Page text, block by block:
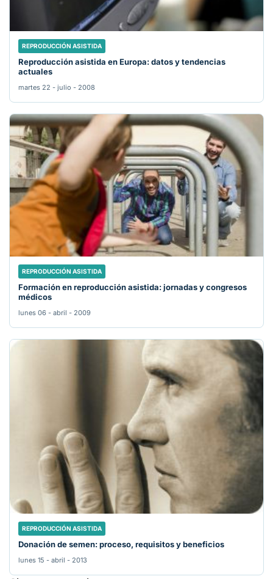
REPRODUCCIÓN ASISTIDA
Reproducción asistida en Europa: datos y tendencias
actuales
martes 22 - julio - 2008
REPRODUCCIÓN ASISTIDA
Formación en reproducción asistida: jornadas y congresos
médicos
lunes 06 - abril - 2009
REPRODUCCIÓN ASISTIDA
Donación de semen: proceso, requisitos y beneficios
lunes 15 - abril - 2013